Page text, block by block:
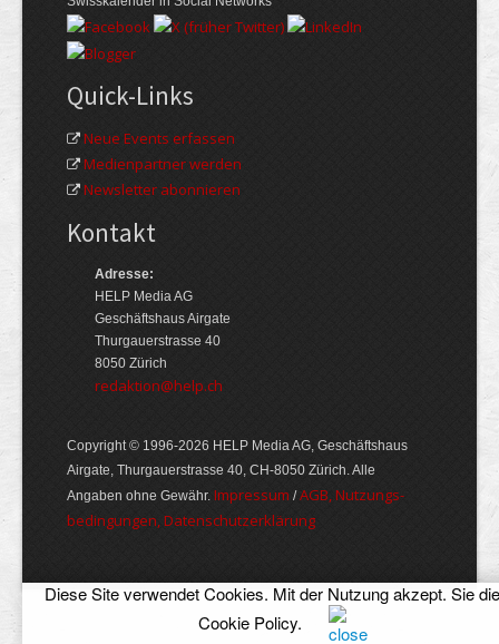
Quick-Links
Neue Events erfassen
Medienpartner werden
Newsletter abonnieren
Kontakt
Adresse:
HELP Media AG
Geschäftshaus Airgate
Thurgauerstrasse 40
8050 Zürich
redaktion@help.ch
Copyright © 1996-2026 HELP Media AG, Geschäftshaus
Airgate, Thurgauer­strasse 40, CH-8050 Zürich. Alle
Angaben ohne Gewähr. Im­pres­sum /AGB, Nut­zungs­
bedin­gungen, Daten­schutz­er­klärung
Diese Site verwendet Cookies. Mit der Nutzung akzept. Sie die
Cookie Policy.